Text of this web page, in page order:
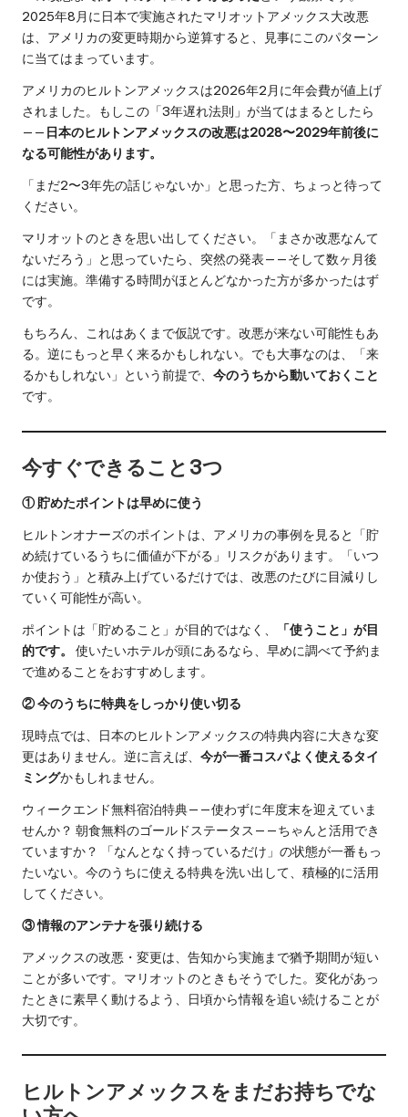
2025年8月に日本で実施されたマリオットアメックス大改悪
は、アメリカの変更時期から逆算すると、見事にこのパターン
に当てはまっています。
アメリカのヒルトンアメックスは2026年2月に年会費が値上げ
されました。もしこの「3年遅れ法則」が当てはまるとしたら
—— 日本のヒルトンアメックスの改悪は2028〜2029年前後に
なる可能性があります。
「まだ2〜3年先の話じゃないか」と思った方、ちょっと待って
ください。
マリオットのときを思い出してください。「まさか改悪なんて
ないだろう」と思っていたら、突然の発表——そして数ヶ月後
には実施。準備する時間がほとんどなかった方が多かったはず
です。
もちろん、これはあくまで仮説です。改悪が来ない可能性もあ
る。逆にもっと早く来るかもしれない。でも大事なのは、「来
るかもしれない」という前提で、 今のうちから動いておくこと
です。
今すぐできること3つ
① 貯めたポイントは早めに使う
ヒルトンオナーズのポイントは、アメリカの事例を見ると「貯
め続けているうちに価値が下がる」リスクがあります。「いつ
か使おう」と積み上げているだけでは、改悪のたびに目減りし
ていく可能性が高い。
ポイントは「貯めること」が目的ではなく、
「使うこと」が目
的です。
使いたいホテルが頭にあるなら、早めに調べて予約ま
で進めることをおすすめします。
② 今のうちに特典をしっかり使い切る
現時点では、日本のヒルトンアメックスの特典内容に大きな変
更はありません。逆に言えば、 今が一番コスパよく使えるタイ
ミングかもしれません。
ウィークエンド無料宿泊特典——使わずに年度末を迎えていま
せんか？ 朝食無料のゴールドステータス——ちゃんと活用でき
ていますか？ 「なんとなく持っているだけ」の状態が一番もっ
たいない。今のうちに使える特典を洗い出して、積極的に活用
してください。
③ 情報のアンテナを張り続ける
アメックスの改悪・変更は、告知から実施まで猶予期間が短い
ことが多いです。マリオットのときもそうでした。変化があっ
たときに素早く動けるよう、日頃から情報を追い続けることが
大切です。
ヒルトンアメックスをまだお持ちでな